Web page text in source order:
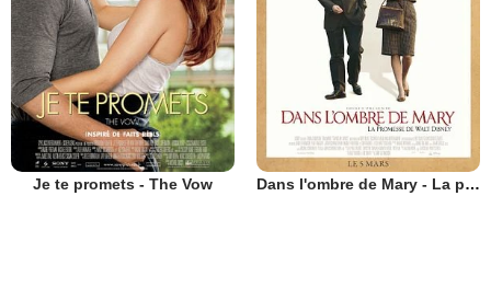
Je te promets - The Vow Dans l'ombre de Mary - La promesse de Walt Disney